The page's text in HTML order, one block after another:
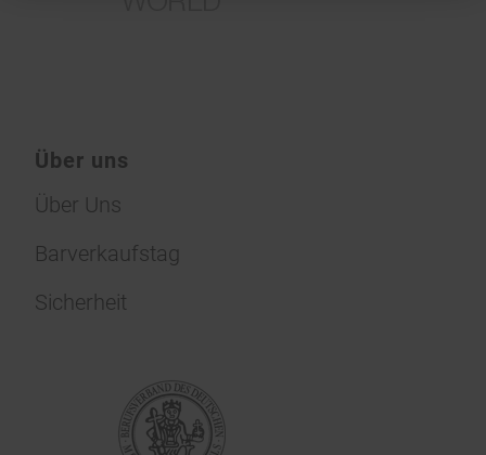
Über uns
Über Uns
Barverkaufstag
Sicherheit